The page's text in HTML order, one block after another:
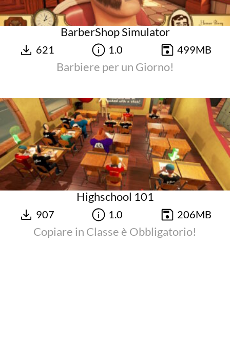
BarberShop Simulator
621 1.0 499MB
Barbiere per un Giorno!
Highschool 101
907 1.0 206MB
Copiare in Classe è Obbligatorio!